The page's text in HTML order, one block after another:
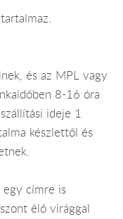
és az MPL vagy
8-16 óra
ideje 1
készlettől és
egy címre is
élő virággal